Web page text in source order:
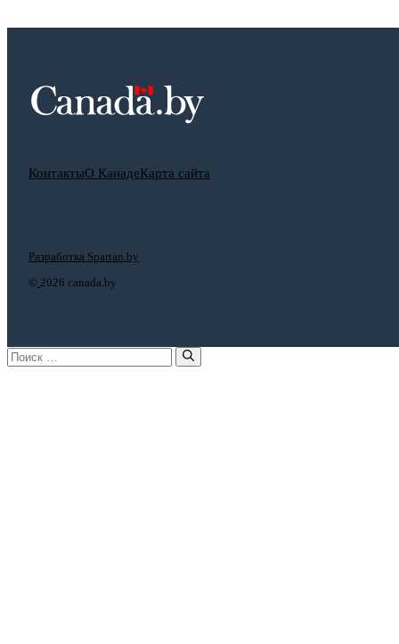
КонтактыО КанадеКарта сайта
© 2026 canada.by
Разработка Spartan.by
Поиск: